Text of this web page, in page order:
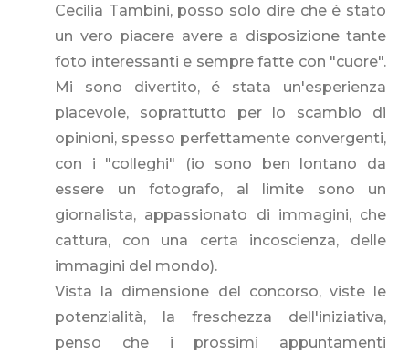
Cecilia Tambini, posso solo dire che é stato
un vero piacere avere a disposizione tante
foto interessanti e sempre fatte con "cuore".
Mi sono divertito, é stata un'esperienza
piacevole, soprattutto per lo scambio di
opinioni, spesso perfettamente convergenti,
con i "colleghi" (io sono ben lontano da
essere un fotografo, al limite sono un
giornalista, appassionato di immagini, che
cattura, con una certa incoscienza, delle
immagini del mondo).
Vista la dimensione del concorso, viste le
potenzialità, la freschezza dell'iniziativa,
penso che i prossimi appuntamenti